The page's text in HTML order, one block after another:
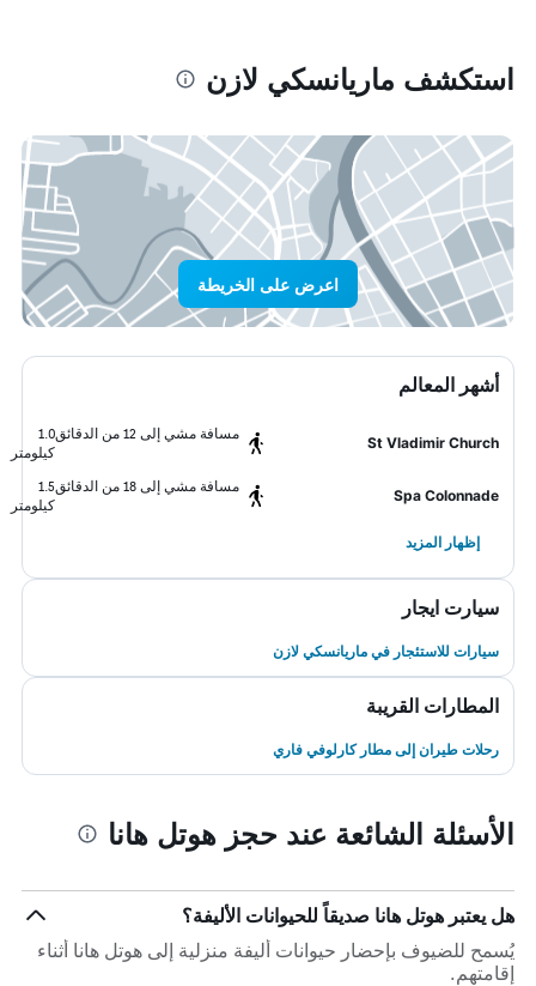
استكشف ماريانسكي لازن
اعرض على الخريطة
أشهر المعالم
St Vladimir Church
مسافة مشي إلى 12 من الدقائق
1.0
كيلومتر
Spa Colonnade
مسافة مشي إلى 18 من الدقائق
1.5
كيلومتر
إظهار المزيد
سيارت ايجار
سيارات للاستئجار في ماريانسكي لازن
المطارات القريبة
رحلات طيران إلى مطار كارلوفي فاري
الأسئلة الشائعة عند حجز هوتل هانا
هل يعتبر هوتل هانا صديقاً للحيوانات الأليفة؟
يُسمح للضيوف بإحضار حيوانات أليفة منزلية إلى هوتل هانا أثناء
إقامتهم.